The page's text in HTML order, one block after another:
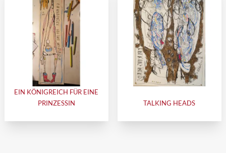
EIN KÖNIGREICH FÜR EINE
PRINZESSIN
TALKING HEADS